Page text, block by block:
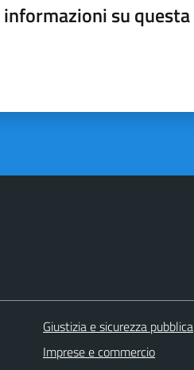
su questa
Giustizia e sicurezza pubblica
Imprese e commercio